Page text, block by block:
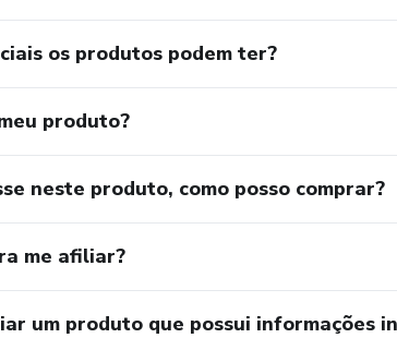
os produtos podem ter?
produto?
neste produto, como posso comprar?
me afiliar?
um produto que possui informações